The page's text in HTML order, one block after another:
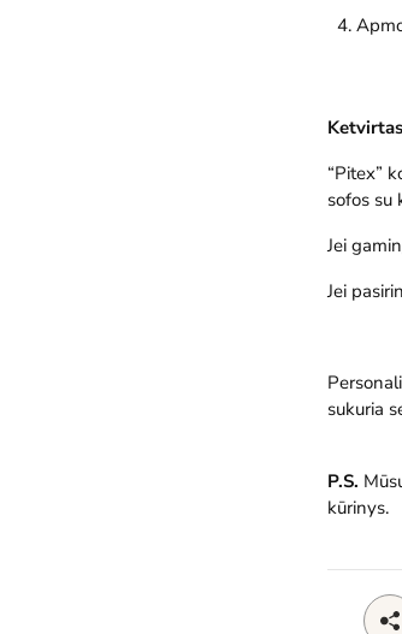
“Pitex”
sofos su
Jei
Jei
sukuria
P.S.
kūrinys.